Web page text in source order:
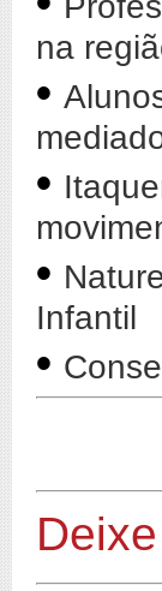
na
•
•
•
Infantil
•